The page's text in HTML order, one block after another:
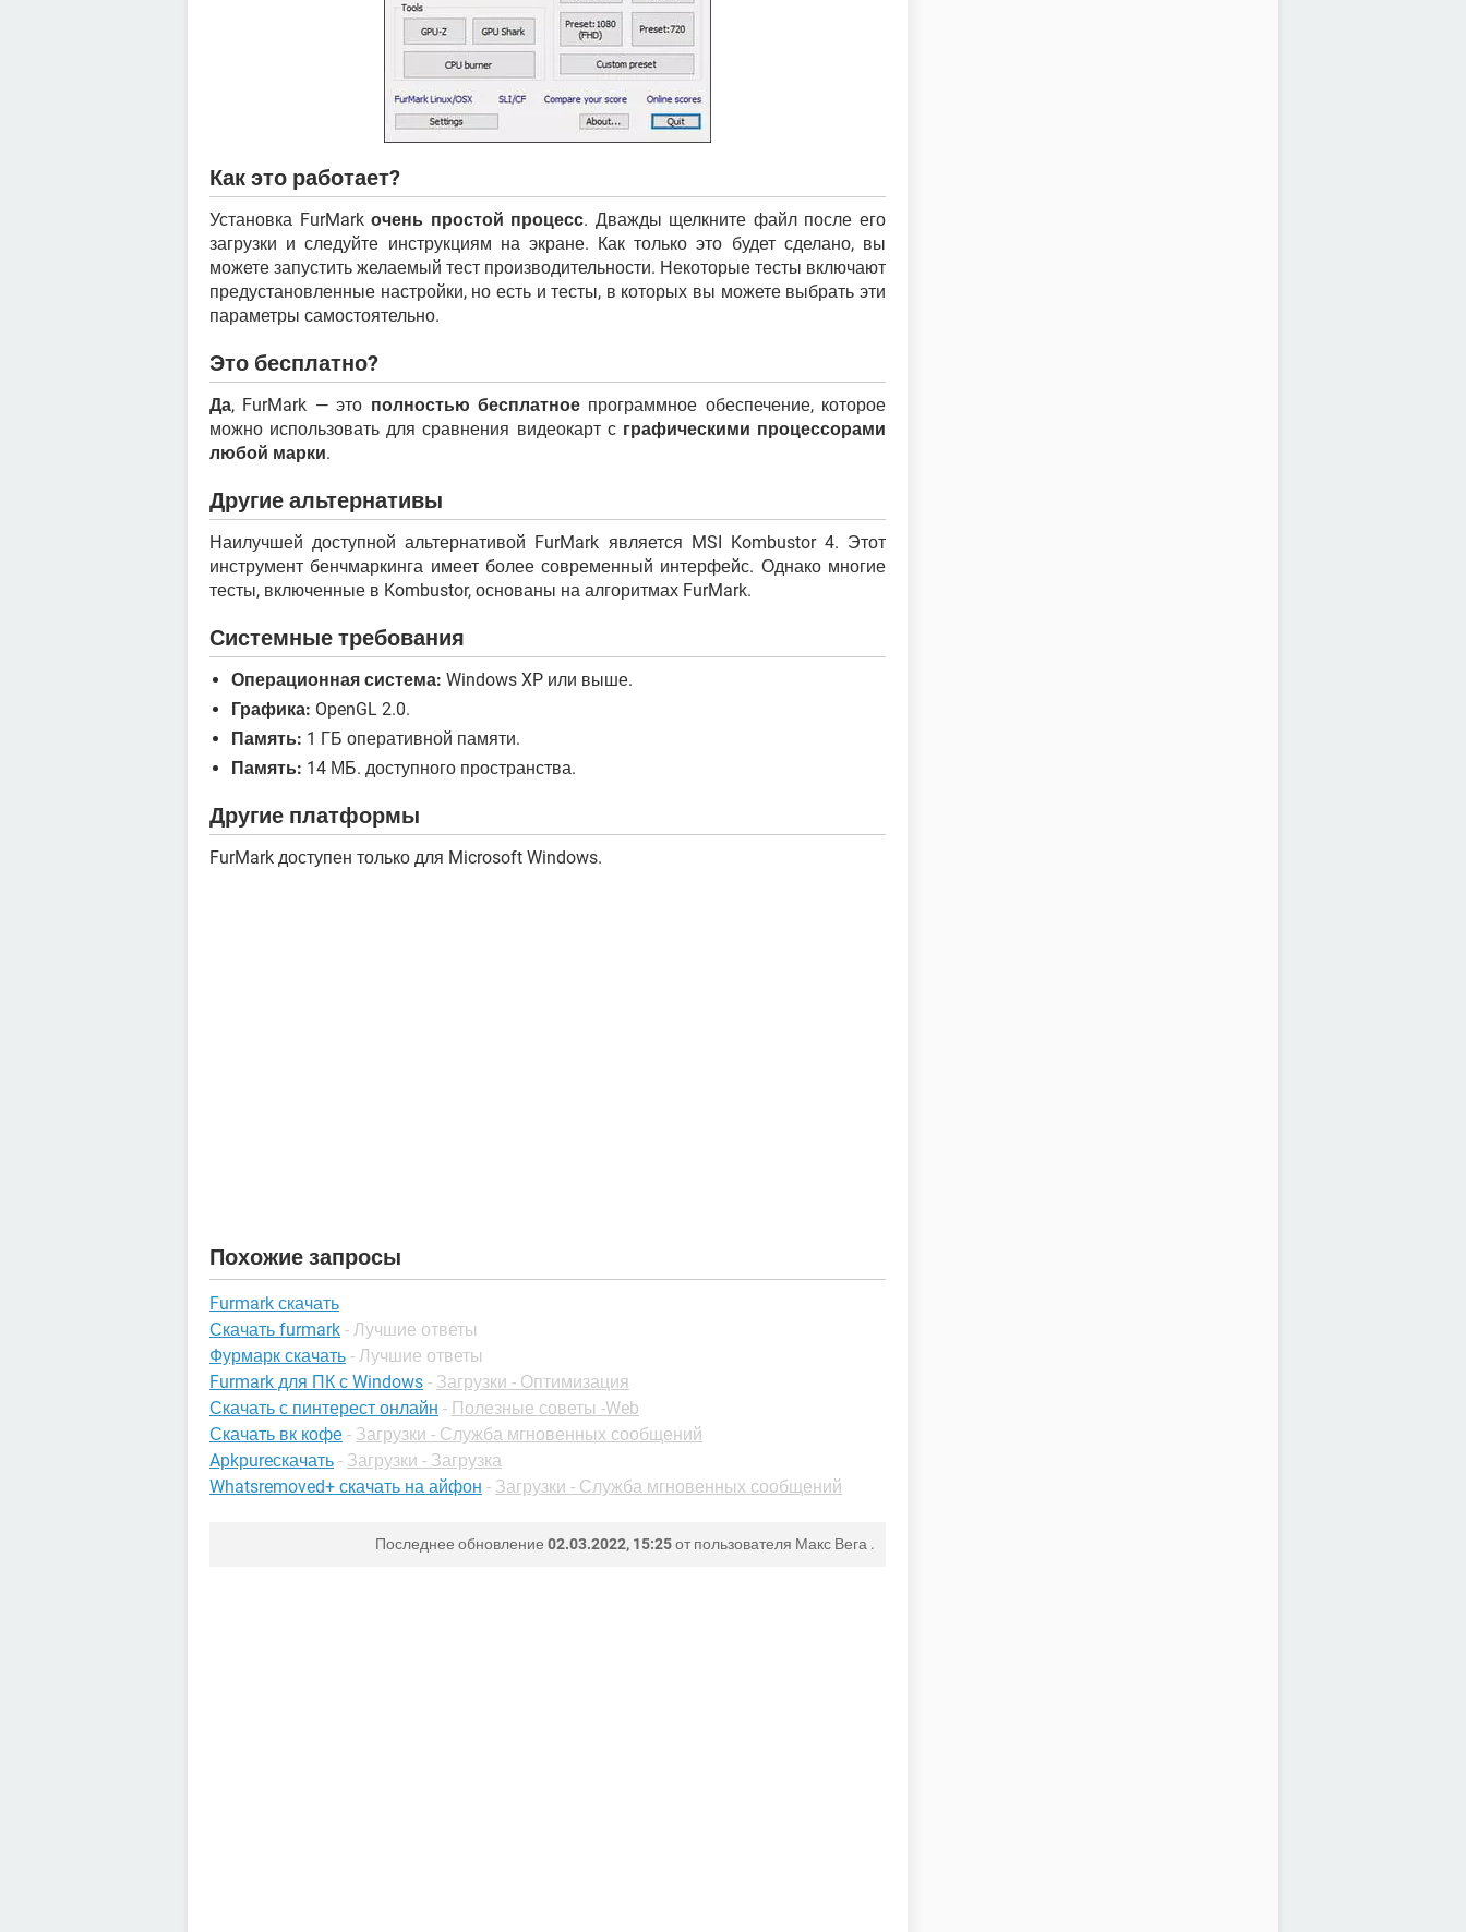
Как это работает?
Установка FurMarkочень простой процесс. Дважды щелкните файл после его
загрузки и следуйте инструкциям на экране. Как только это будет сделано, вы
можете запустить желаемый тест производительности. Некоторые тесты включают
предустановленные настройки, но есть и тесты, в которых вы можете выбрать эти
параметры самостоятельно.
Это бесплатно?
Да, FurMark — это полностью бесплатноепрограммное обеспечение, которое
можно использовать для сравнения видеокарт с графическими процессорами
любой марки.
Другие альтернативы
Наилучшей доступной альтернативой FurMark является MSI Kombustor 4. Этот
инструмент бенчмаркинга имеет более современный интерфейс. Однако многие
тесты, включенные в Kombustor, основаны на алгоритмах FurMark.
Системные требования
Операционная система: Windows XP или выше.
Графика: OpenGL 2.0.
Память: 1 ГБ оперативной памяти.
Память: 14 МБ. доступного пространства.
Другие платформы
FurMark доступен только для Microsoft Windows.
Похожие запросы
Furmark скачать
Скачать furmark - Лучшие ответы
Фурмарк скачать - Лучшие ответы
Furmark для ПК с Windows - Загрузки - Оптимизация
Скачать с пинтерест онлайн - Полезные советы -Web
Скачать вк кофе - Загрузки - Служба мгновенных сообщений
Apkpureскачать - Загрузки - Загрузка
Whatsremoved+ скачать на айфон - Загрузки - Служба мгновенных сообщений
Последнее обновление 02.03.2022, 15:25от пользователя Макс Вега .